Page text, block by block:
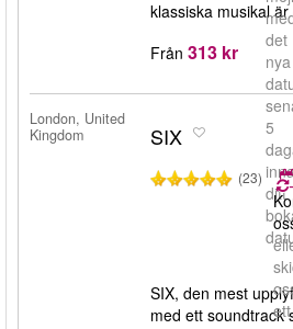
det
nya
5
ditt
klassiska musikal
Från 313 kr
London, United
Kingdom
SIX
(23)
ett
SIX, den mest
med ett soundtrack